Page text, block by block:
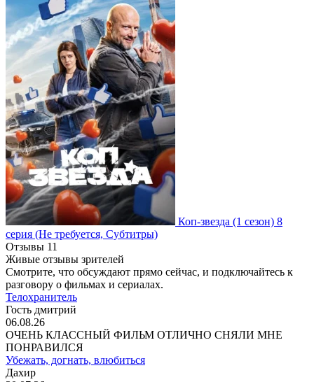
Коп-звезда (1 сезон) 8
серия (Не требуется, Субтитры)
Отзывы 11
Живые отзывы зрителей
Смотрите, что обсуждают прямо сейчас, и подключайтесь к
разговору о фильмах и сериалах.
Телохранитель
Гость дмитрий
06.08.26
ОЧЕНЬ КЛАССНЫЙ ФИЛЬМ ОТЛИЧНО СНЯЛИ МНЕ
ПОНРАВИЛСЯ
Убежать, догнать, влюбиться
Дахир